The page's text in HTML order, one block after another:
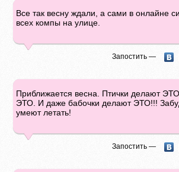
Все так весну ждали, а сами в онлайне
всех компы на улице.
Запостить —
Приближается весна. Птички делают
ЭТО. И даже бабочки делают ЭТО!!!
умеют летать!
Запостить —